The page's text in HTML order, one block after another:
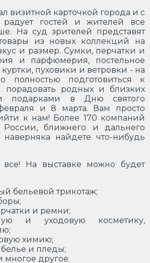
визитной карточкой города и с
гостей и жителей все
На суд зрителей представят
из новых коллекций на
и размер. Сумки, перчатки и
и парфюмерия, постельное
куртки, пуховики и ветровки - на
полностью подготовиться к
порадовать родных и близких
подарками в Дню святого
и 8 марта. Вам просто
к нам! Более 170 компаний
ближнего и дальнего
найдете что-нибудь
На выставке можно будет
бельевой трикотаж;
и ремни;
и уходовую косметику,
химию;
белье и пледы;
многое другое.